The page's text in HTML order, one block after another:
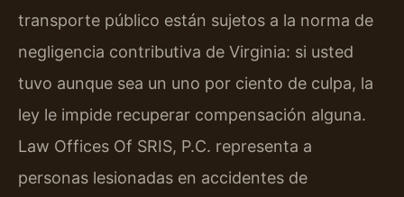
transporte público están sujetos a la norma de
negligencia contributiva de Virginia: si usted
tuvo aunque sea un uno por ciento de culpa, la
ley le impide recuperar compensación alguna.
Law Offices Of SRIS, P.C. representa a
personas lesionadas en accidentes de